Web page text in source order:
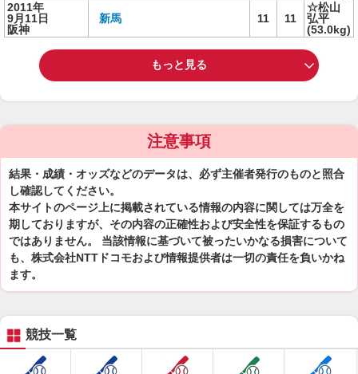
2011年
9月11日
阪神
新馬 11 11
☆松山
弘平
(53.0kg)
もっと見る
注意事項
結果・成績・オッズなどのデータは、必ず主催者発行のものと照合
し確認してください。
本サイトのページ上に掲載されている情報の内容に関しては万全を
期しておりますが、その内容の正確性および安全性を保証するもの
ではありません。 当該情報に基づいて被ったいかなる損害について
も、株式会社NTTドコモおよび情報提供者は一切の責任を負いかね
ます。
競技一覧